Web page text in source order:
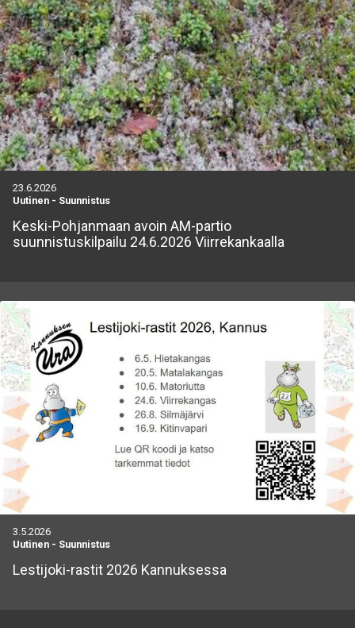
23.6.2026
Uutinen - Suunnistus
Keski-Pohjanmaan avoin AM-partio
suunnistuskilpailu 24.6.2026 Viirrekankaalla
3.5.2026
Uutinen - Suunnistus
Lestijoki-rastit 2026 Kannuksessa